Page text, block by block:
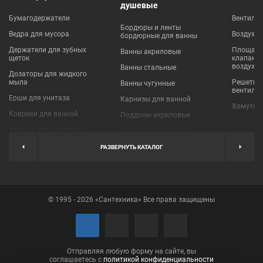
Бумагодержатели
Ведра для мусора
Держатели для зубных
щеток
Дозаторы для жидкого
мыла
Ерши для унитаза
Коврики для ванной
Мыльницы
Полотенцедержатели
Сушилки для белья
душевые
Бордюры и ленты
бордюрные для ванны
Ванны акриловые
Ванны стальные
Ванны чугунные
Карнизы для ванной
Поддоны акриловые
Пробки для ванн
клапаны
Решетки
Хомуты
РАЗВЕРНУТЬ КАТАЛОГ
© 1995 - 2026 «Сантехника» Все права защищены
Отправляя любую форму на сайте, вы
соглашаетесь с политикой конфиденциальности